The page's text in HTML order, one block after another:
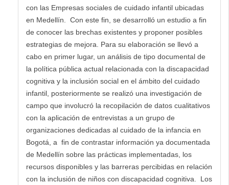
con las Empresas sociales de cuidado infantil ubicadas
en Medellín. Con este fin, se desarrolló un estudio a fin
de conocer las brechas existentes y proponer posibles
estrategias de mejora. Para su elaboración se llevó a
cabo en primer lugar, un análisis de tipo documental de
la política pública actual relacionada con la discapacidad
cognitiva y la inclusión social en el ámbito del cuidado
infantil, posteriormente se realizó una investigación de
campo que involucró la recopilación de datos cualitativos
con la aplicación de entrevistas a un grupo de
organizaciones dedicadas al cuidado de la infancia en
Bogotá, a fin de contrastar información ya documentada
de Medellín sobre las prácticas implementadas, los
recursos disponibles y las barreras percibidas en relación
con la inclusión de niños con discapacidad cognitiva. Los